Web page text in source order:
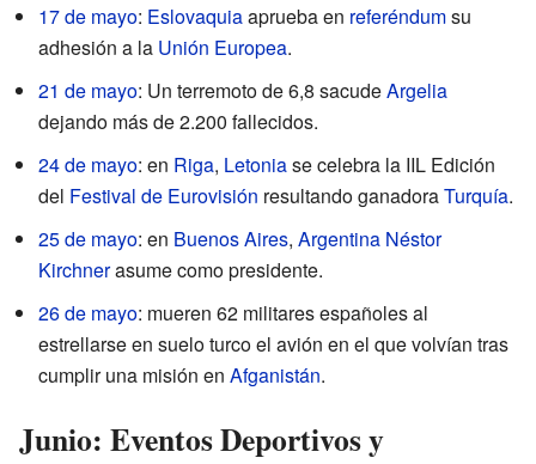
17 de mayo: Eslovaquiaaprueba en referéndumsu
adhesión a la Unión Europea.
21 de mayo: Un terremoto de 6,8 sacudeArgelia
dejando más de 2.200 fallecidos.
24 de mayo: en Riga, Letoniase celebra la IIL Edición
del Festival de Eurovisión resultando ganadoraTurquía.
25 de mayo: en Buenos Aires, Argentina Néstor
Kirchnerasume como presidente.
26 de mayo: mueren 62 militares españoles al
estrellarse en suelo turco el avión en el que volvían tras
cumplir una misión en Afganistán.
Junio: Eventos Deportivos y